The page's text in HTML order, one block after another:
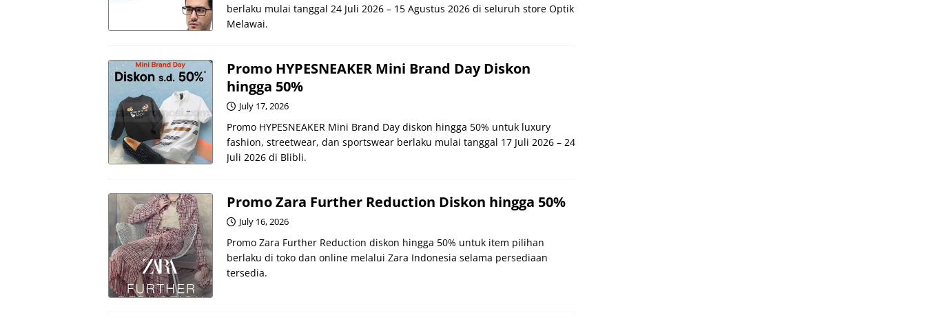
berlaku mulai tanggal 24 Juli 2026 – 15 Agustus 2026 di seluruh store Optik
Melawai.
Promo HYPESNEAKER Mini Brand Day Diskon
hingga 50%
July 17, 2026
Promo HYPESNEAKER Mini Brand Day diskon hingga 50% untuk luxury
fashion, streetwear, dan sportswear berlaku mulai tanggal 17 Juli 2026 – 24
Juli 2026 di Blibli.
Promo Zara Further Reduction Diskon hingga 50%
July 16, 2026
Promo Zara Further Reduction diskon hingga 50% untuk item pilihan
berlaku di toko dan online melalui Zara Indonesia selama persediaan
tersedia.